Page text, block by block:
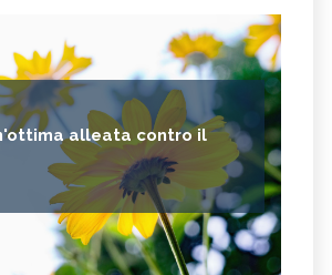
alleata contro il